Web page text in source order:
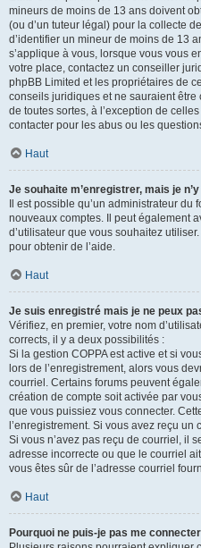
mineurs de moins de 13 ans doivent
(ou d’un tuteur légal) pour la collecte
d’identifier un mineur de moins de 13
s’applique à vous, lorsque vous vous
votre place, contactez un conseiller
phpBB Limited et les propriétaires de
conseils juridiques et ne sauraient
de toutes sortes, à l’exception de
contacter pour les abus ou les
Haut
Je souhaite m’enregistrer, mais je
Il est possible qu’un administrateur
nouveaux comptes. Il peut également
d’utilisateur que vous souhaitez
pour obtenir de l’aide.
Haut
Je suis enregistré mais je ne peux
Vérifiez, en premier, votre nom
corrects, il y a deux possibilités :
Si la gestion COPPA est active et si
lors de l’enregistrement, alors vous
courriel. Certains forums peuvent
création de compte soit activée par
que vous puissiez vous connecter.
l’enregistrement. Si vous avez reçu
Si vous n’avez pas reçu de courriel, il
adresse incorrecte ou que le courriel
vous êtes sûr de l’adresse courriel
Haut
Pourquoi ne puis-je pas me